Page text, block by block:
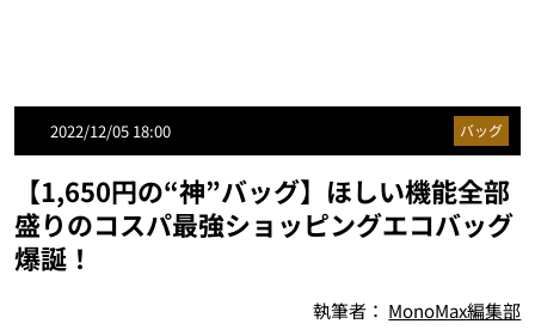
2022/12/05 18:00 バッグ
【1,650円の“神”バッグ】ほしい機能全部
盛りのコスパ最強ショッピングエコバッグ
爆誕！
執筆者： MonoMax編集部